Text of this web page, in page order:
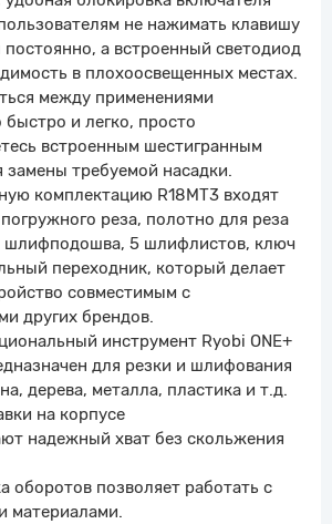
не нажимать клавишу
а встроенный светодиод
в плохоосвещенных местах.
между применениями
быстро и легко, просто
встроенным шестигранным
замены требуемой насадки.
комплектацию R18MT3 входят
реза, полотно для реза
шлифподошва, 5 шлифлистов, ключ
переходник, который делает
совместимым с
других брендов.
инструмент Ryobi ONE+
для резки и шлифования
дерева, металла, пластика и т.д.
на корпусе
надежный хват без скольжения
оборотов позволяет работать с
материалами.